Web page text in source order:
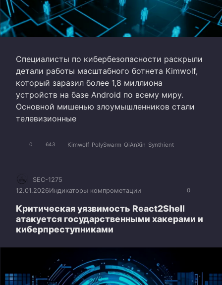
Специалисты по кибербезопасности раскрыли
детали работы масштабного ботнета Kimwolf,
который заразил более 1,8 миллиона
устройств на базе Android по всему миру.
Основной мишенью злоумышленников стали
телевизионные
0 643 Kimwolf PolySwarm QiAnXin Synthient
0
SEC-1275
12.01.2026Индикаторы компрометации
Критическая уязвимость React2Shell
атакуется государственными хакерами и
киберпреступниками